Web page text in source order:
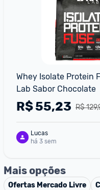
Whey Isolate Protein
Lab Sabor Chocolate
R$
R$55,23
Lucas
há 3 sem
Mais opções
Ofertas Mercado Livre